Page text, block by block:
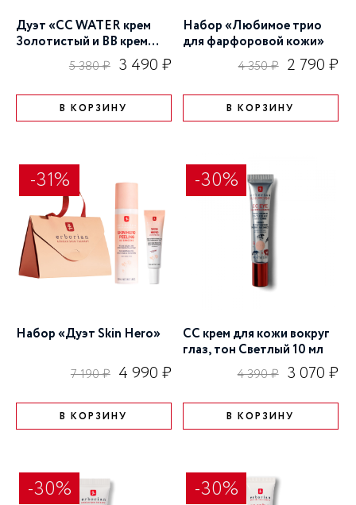
Дуэт «CC WATER крем
Золотистый и BB крем
для лица, тон
Золотистый»
5 380 ₽ 3 490 ₽
В КОРЗИНУ
Набор «Любимое трио
для фарфоровой кожи»
4 350 ₽ 2 790 ₽
В КОРЗИНУ
-31%
Набор «Дуэт Skin Hero»
7 190 ₽ 4 990 ₽
В КОРЗИНУ
-30%
CC крем для кожи вокруг
глаз, тон Светлый 10 мл
4 390 ₽ 3 070 ₽
В КОРЗИНУ
-30% -30%